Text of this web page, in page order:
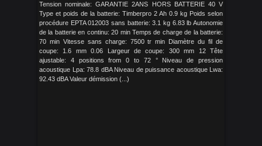
Tension nominale: GARANTIE 2ANS HORS BATTERIE 40 V
Type et poids de la batterie: Timberpro 2 Ah 0.9 kg Poids selon
procédure EPTA 012003 sans batterie: 3.1 kg 6.83 lb Autonomie
de la batterie en continu: 20 min Temps de charge de la batterie:
70 min Vitesse sans charge: 7500 tr min Diamètre du fil de
coupe: 1.6 mm 0.06 Largeur de coupe: 300 mm 12 Tête
ajustable: 4 positions from 0 to 72 ° Niveau de pression
acoustique Lpa: 78.8 dBA Niveau de puissance acoustique Lwa:
92.43 dBA Valeur démission (...)